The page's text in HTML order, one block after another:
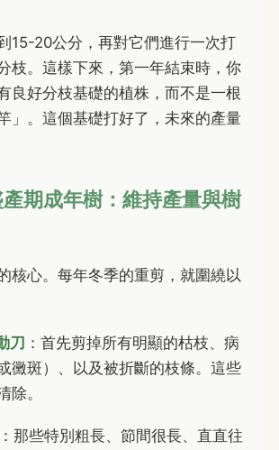
15-20公分，再對它們進行一次打
枝。這樣下來，第一年結束時，你
良好分枝基礎的植株，而不是一根
」。這個基礎打好了，未來的產量
期成年樹：維持產量與樹
核心。每年冬季的重剪，就圍繞以
刀 ：首先剪掉所有明顯的枯枝、病
黴斑）、以及被折斷的枝條。這些
除。
：那些特別粗長、節間很長、直直往